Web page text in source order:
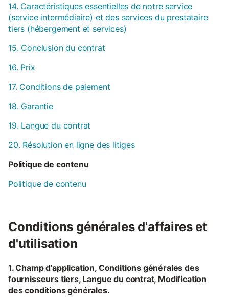
14. Caractéristiques essentielles de notre service
(service intermédiaire) et des services du prestataire
tiers (hébergement et services)
15. Conclusion du contrat
16. Prix
17. Conditions de paiement
18. Garantie
19. Langue du contrat
20. Résolution en ligne des litiges
Politique de contenu
Politique de contenu
Conditions générales d'affaires et
d'utilisation
1. Champ d'application, Conditions générales des
fournisseurs tiers, Langue du contrat, Modification
des conditions générales.